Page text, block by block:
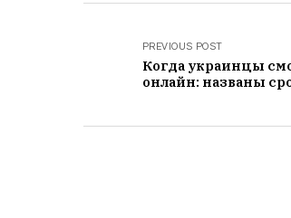
PREVIOUS POST
Когда украинцы
онлайн: названы